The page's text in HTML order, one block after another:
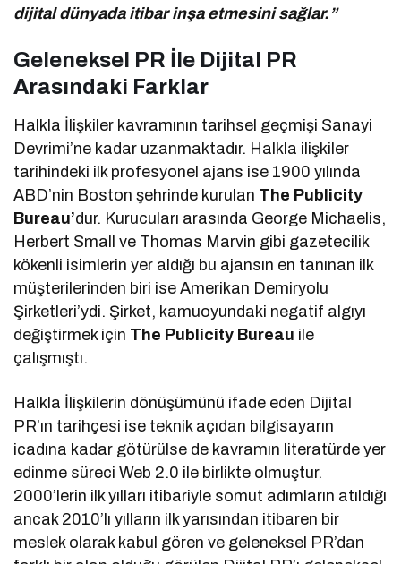
dijital dünyada itibar inşa etmesini sağlar.”
Geleneksel PR İle Dijital PR
Arasındaki Farklar
Halkla İlişkiler kavramının tarihsel geçmişi Sanayi
Devrimi’ne kadar uzanmaktadır. Halkla ilişkiler
tarihindeki ilk profesyonel ajans ise 1900 yılında
ABD’nin Boston şehrinde kurulan The Publicity
Bureau’dur. Kurucuları arasında George Michaelis,
Herbert Small ve Thomas Marvin gibi gazetecilik
kökenli isimlerin yer aldığı bu ajansın en tanınan ilk
müşterilerinden biri ise Amerikan Demiryolu
Şirketleri’ydi. Şirket, kamuoyundaki negatif algıyı
değiştirmek için The Publicity Bureau ile
çalışmıştı.
Halkla İlişkilerin dönüşümünü ifade eden Dijital
PR’ın tarihçesi ise teknik açıdan bilgisayarın
icadına kadar götürülse de kavramın literatürde yer
edinme süreci Web 2.0 ile birlikte olmuştur.
2000’lerin ilk yılları itibariyle somut adımların atıldığı
ancak 2010’lı yılların ilk yarısından itibaren bir
meslek olarak kabul gören ve geleneksel PR’dan